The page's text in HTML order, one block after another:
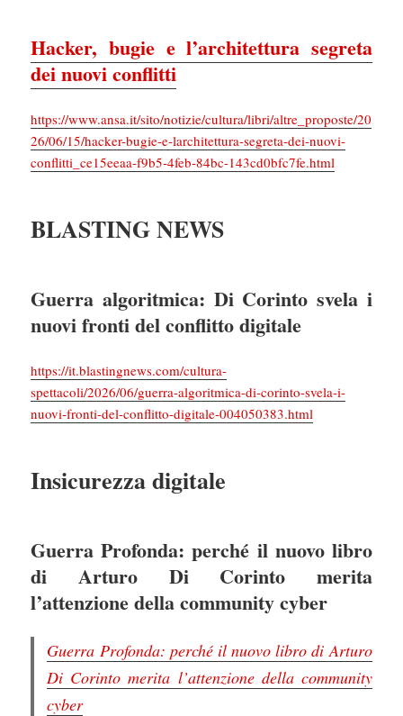
Hacker, bugie e l’architettura segreta
dei nuovi conflitti
https://www.ansa.it/sito/notizie/cultura/libri/altre_proposte/20
26/06/15/hacker-bugie-e-larchitettura-segreta-dei-nuovi-
conflitti_ce15eeaa-f9b5-4feb-84bc-143cd0bfc7fe.html
BLASTING NEWS
Guerra algoritmica: Di Corinto svela i
nuovi fronti del conflitto digitale
https://it.blastingnews.com/cultura-
spettacoli/2026/06/guerra-algoritmica-di-corinto-svela-i-
nuovi-fronti-del-conflitto-digitale-004050383.html
Insicurezza digitale
Guerra Profonda: perché il nuovo libro
di Arturo Di Corinto merita
l’attenzione della community cyber
Guerra Profonda: perché il nuovo libro di Arturo
Di Corinto merita l’attenzione della community
cyber